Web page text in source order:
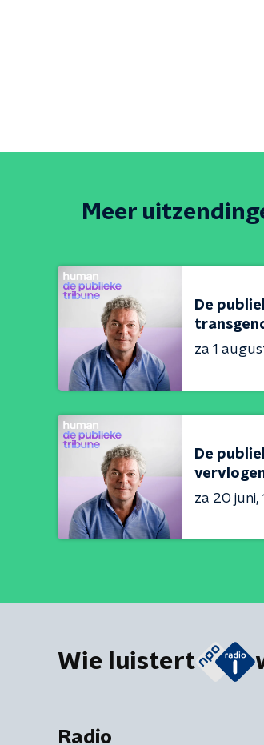
Meer
De
za 1
De
za 20 juni
Wie luistert
Radio